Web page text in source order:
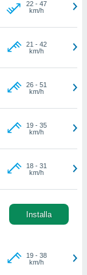
22- 47
km/h
21 - 42
km/h
26- 51
km/h
19- 35
km/h
18- 31
km/h
Installa
19- 38
km/h